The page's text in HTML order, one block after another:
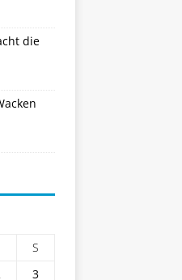
die
S
3